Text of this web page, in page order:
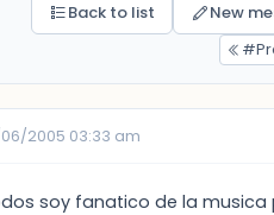
Back to list New
06/2005 03:33 am
soy fanatico de la musica